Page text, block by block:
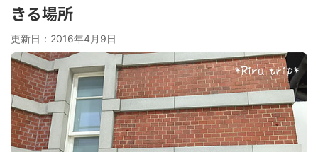
きる場所
更新日： 2016年4月9日